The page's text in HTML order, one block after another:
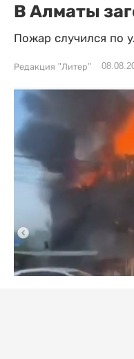
В Алматы
Пожар случился по
Редакция "Литер"